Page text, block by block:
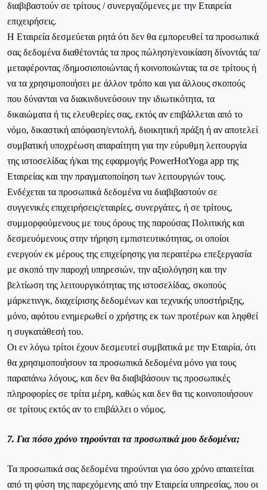
διαβιβαστούν σε τρίτους / συνεργαζόμενες με την Εταιρεία
επιχειρήσεις.
Η Εταιρεία δεσμεύεται ρητά ότι δεν θα εμπορευθεί τα προσωπικά
σας δεδομένα διαθέτοντάς τα προς πώληση/ενοικίαση δίνοντάς τα/
μεταφέροντας /δημοσιοποιώντας ή κοινοποιώντας τα σε τρίτους ή
να τα χρησιμοποιήσει με άλλον τρόπο και για άλλους σκοπούς
που δύνανται να διακινδυνεύσουν την ιδιωτικότητα, τα
δικαιώματα ή τις ελευθερίες σας, εκτός αν επιβάλλεται από το
νόμο, δικαστική απόφαση/εντολή, διοικητική πράξη ή αν αποτελεί
συμβατική υποχρέωση απαραίτητη για την εύρυθμη λειτουργία
της ιστοσελίδας ή/και της εφαρμογής PowerHotYoga app της
Εταιρείας και την πραγματοποίηση των λειτουργιών τους.
Ενδέχεται τα προσωπικά δεδομένα να διαβιβαστούν σε
συγγενικές επιχειρήσεις/εταιρίες, συνεργάτες, ή σε τρίτους,
συμμορφούμενους με τους όρους της παρούσας Πολιτικής και
δεσμευόμενους στην τήρηση εμπιστευτικότητας, οι οποίοι
ενεργούν εκ μέρους της επιχείρησης για περαιτέρω επεξεργασία
με σκοπό την παροχή υπηρεσιών, την αξιολόγηση και την
βελτίωση της λειτουργικότητας της ιστοσελίδας, σκοπούς
μάρκετινγκ, διαχείρισης δεδομένων και τεχνικής υποστήριξης,
μόνο, αφότου ενημερωθεί ο χρήστης εκ των προτέρων και ληφθεί
η συγκατάθεσή του.
Οι εν λόγω τρίτοι έχουν δεσμευτεί συμβατικά με την Εταιρία, ότι
θα χρησιμοποιήσουν τα προσωπικά δεδομένα μόνο για τους
παραπάνω λόγους, και δεν θα διαβιβάσουν τις προσωπικές
πληροφορίες σε τρίτα μέρη, καθώς και δεν θα τις κοινοποιήσουν
σε τρίτους εκτός αν το επιβάλλει ο νόμος.
7. Για πόσο χρόνο τηρούνται τα προσωπικά μου δεδομένα;
Τα προσωπικά σας δεδομένα τηρούνται για όσο χρόνο απαιτείται
από τη φύση της παρεχόμενης από την Εταιρεία υπηρεσίας, που οι